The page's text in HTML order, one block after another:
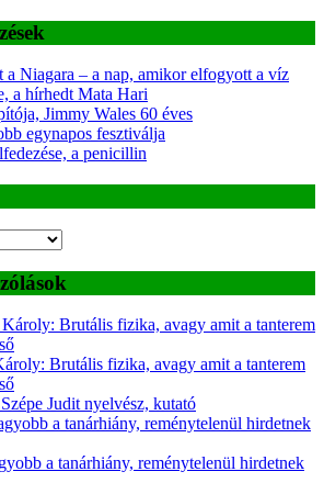
Niagara – a nap, amikor elfogyott a víz
a hírhedt Mata Hari
Jimmy Wales 60 éves
egynapos fesztiválja
a penicillin
Brutális fizika, avagy amit a tanterem
Brutális fizika, avagy amit a tanterem
Judit nyelvész, kutató
a tanárhiány, reménytelenül hirdetnek
a tanárhiány, reménytelenül hirdetnek